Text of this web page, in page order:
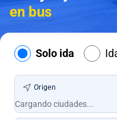
en bus
Solo ida
Origen